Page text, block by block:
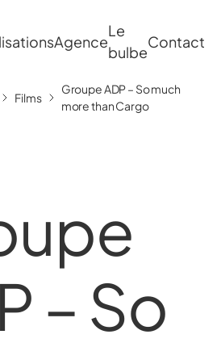
Agence
Le
bulbe
Contact
Films
Groupe ADP – So much
more than Cargo
– So